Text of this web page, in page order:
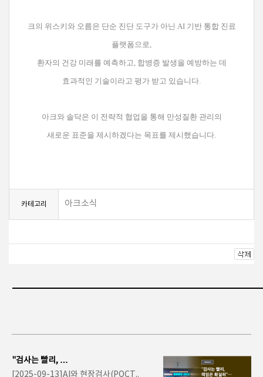
크의 위스키와 오름은 단순 진단 도구가 아닌 AI 기반 통합 진료
플랫폼으로,
환자의 건강 미래를 예측하고, 합병증 발생을 예방하는 데
효과적인 기술이라고 평가 받고 있습니다.
아크와 솔닥은 이 전략적 협업을 통해 만성질환 관리의
새로운 표준을 제시하겠다는 목표를 제시했습니다.
카테고리 아크소식
"검사는 빨리, 책
임은 확실히"…
[2025-09-13]AI와 현장검사(POCT..